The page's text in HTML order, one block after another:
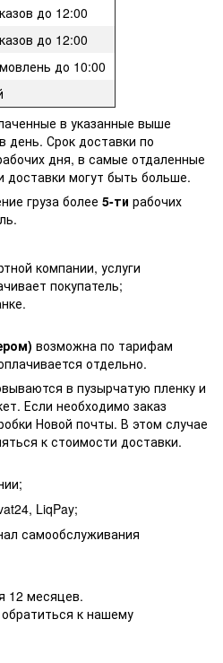
до 12:00
до 12:00
до 10:00
в указанные выше
день. Срок доставки по
дня, в самые отдаленные
доставки могут быть больше.
груза более 5-ти рабочих
компании, услуги
покупатель;
возможна по тарифам
отдельно.
в пузырчатую пленку и
Если необходимо заказ
Новой почты. В этом случае
к стоимости доставки.
LiqPay;
самообслуживания
12 месяцев.
к нашему